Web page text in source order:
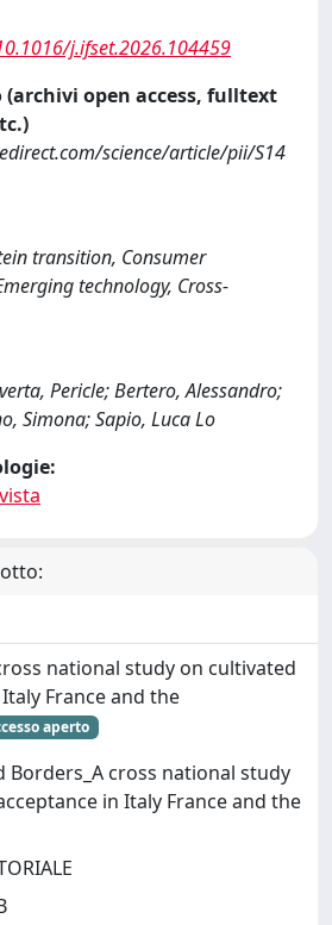
j.ifset.2026.104459
(archivi open access, fulltext
science/article/pii/S14
transition, Consumer
technology, Cross-
Pericle; Bertero, Alessandro;
Simona; Sapio, Luca Lo
national study on cultivated
France and the
aperto
Borders_A cross national study
in Italy France and the